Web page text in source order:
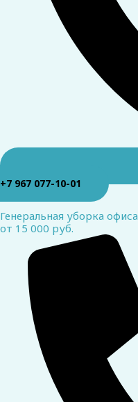
+7 967 077-10-01
Генеральная уборка офиса
от 15 000 руб.